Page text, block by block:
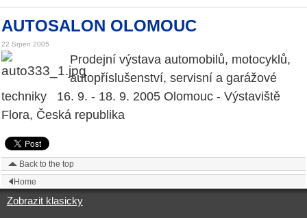
AUTOSALON OLOMOUC
22 Srpen 2005
Prodejní výstava automobilů, motocyklů,
autopříslušenství, servisní a garážové
techniky 16. 9. - 18. 9. 2005 Olomouc - Výstaviště
Flora, Česká republika
Back to the top
Home
Zobrazit klasicky